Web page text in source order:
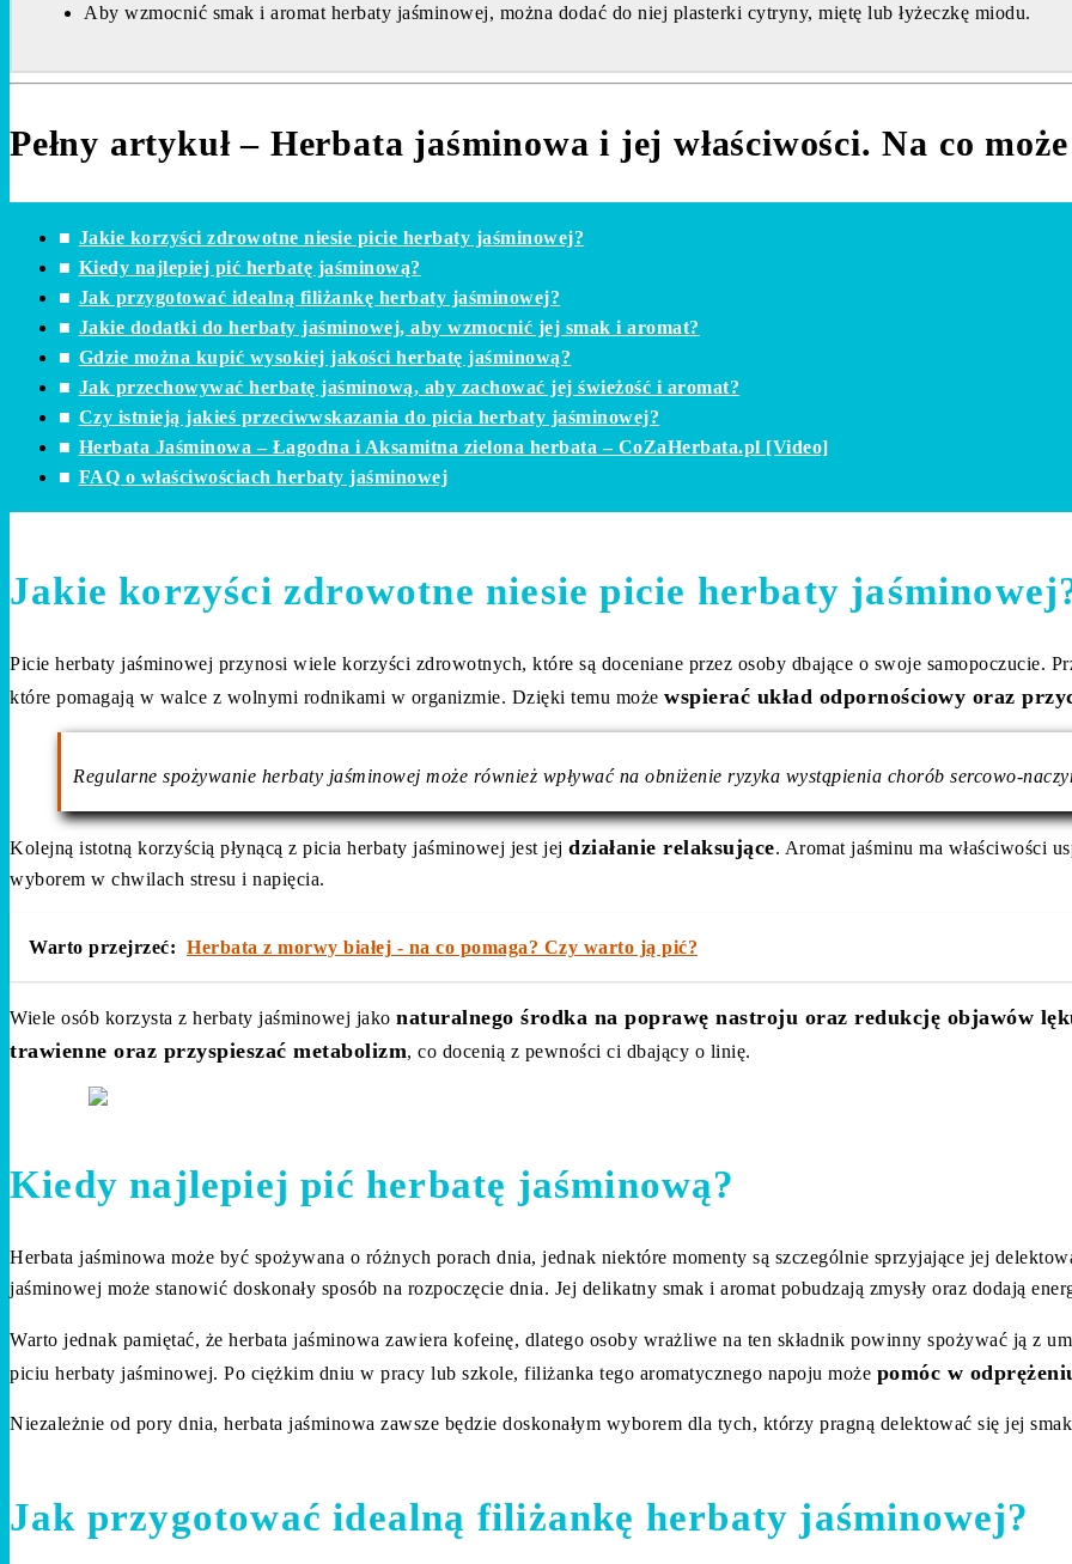
Aby wzmocnić smak i aromat herbaty jaśminowej, można dodać do niej plasterki cytryny, miętę lub łyżeczkę miodu.
Pełny artykuł – Herbata jaśminowa i jej właściwości. Na co
Jakie korzyści zdrowotne niesie picie herbaty jaśminowej?
Kiedy najlepiej pić herbatę jaśminową?
Jak przygotować idealną filiżankę herbaty jaśminowej?
Jakie dodatki do herbaty jaśminowej, aby wzmocnić jej smak i aromat?
Gdzie można kupić wysokiej jakości herbatę jaśminową?
Jak przechowywać herbatę jaśminową, aby zachować jej świeżość i aromat?
Czy istnieją jakieś przeciwwskazania do picia herbaty jaśminowej?
Herbata Jaśminowa – Łagodna i Aksamitna zielona herbata – CoZaHerbata.pl [Video]
FAQ o właściwościach herbaty jaśminowej
Jakie korzyści zdrowotne niesie picie herbaty
Picie herbaty jaśminowej przynosi wiele korzyści zdrowotnych, które są doceniane przez osoby dbające o swoje samopoczucie.
które pomagają w walce z wolnymi rodnikami w organizmie. Dzięki temu może wspierać układ odpornościowy oraz
Regularne spożywanie herbaty jaśminowej może również wpływać na obniżenie ryzyka wystąpienia chorób sercowo-
Kolejną istotną korzyścią płynącą z picia herbaty jaśminowej jest jej działanie relaksujące. Aromat jaśminu ma właściwości
wyborem w chwilach stresu i napięcia.
Warto przejrzeć: Herbata z morwy białej - na co pomaga? Czy warto ją pić?
Wiele osób korzysta z herbaty jaśminowej jako naturalnego środka na poprawę nastroju oraz redukcję objawów
trawienne oraz przyspieszać metabolizm, co docenią z pewności ci dbający o linię.
Kiedy najlepiej pić herbatę jaśminową?
Herbata jaśminowa może być spożywana o różnych porach dnia, jednak niektóre momenty są szczególnie sprzyjające jej
jaśminowej może stanowić doskonały sposób na rozpoczęcie dnia. Jej delikatny smak i aromat pobudzają zmysły oraz dodają
Warto jednak pamiętać, że herbata jaśminowa zawiera kofeinę, dlatego osoby wrażliwe na ten składnik powinny spożywać ją z
piciu herbaty jaśminowej. Po ciężkim dniu w pracy lub szkole, filiżanka tego aromatycznego napoju może pomóc w
Niezależnie od pory dnia, herbata jaśminowa zawsze będzie doskonałym wyborem dla tych, którzy pragną delektować się jej
Jak przygotować idealną filiżankę herbaty jaśminowej?